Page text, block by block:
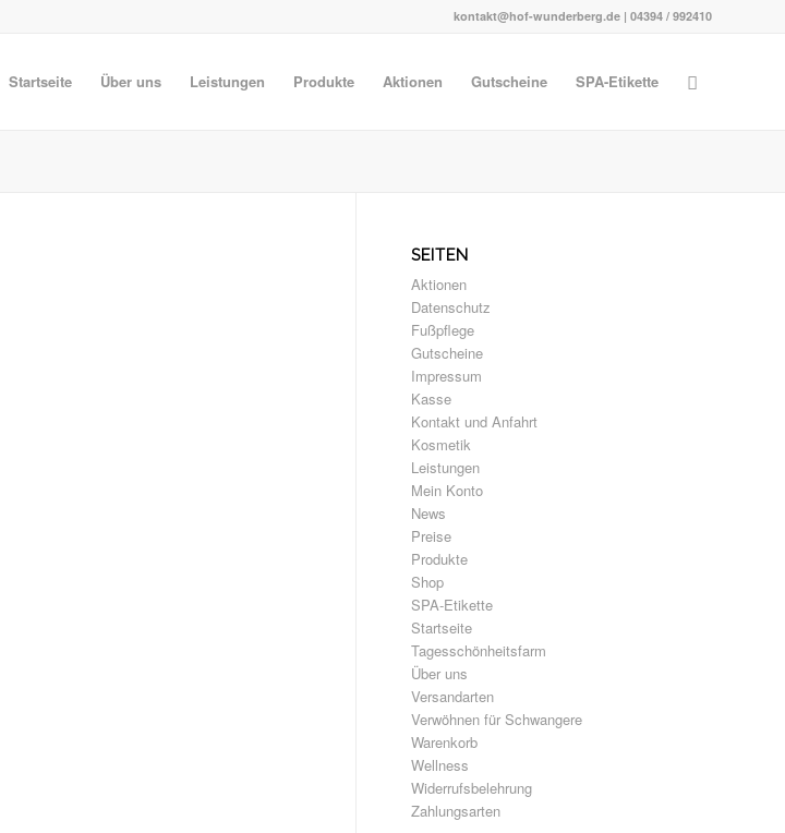
kontakt@hof-wunderberg.de | 04394 / 992410
Startseite Über uns Leistungen Produkte Aktionen Gutscheine SPA-Etikette
SEITEN
Aktionen
Datenschutz
Fußpflege
Gutscheine
Impressum
Kasse
Kontakt und Anfahrt
Kosmetik
Leistungen
Mein Konto
News
Preise
Produkte
Shop
SPA-Etikette
Startseite
Tagesschönheitsfarm
Über uns
Versandarten
Verwöhnen für Schwangere
Warenkorb
Wellness
Widerrufsbelehrung
Zahlungsarten